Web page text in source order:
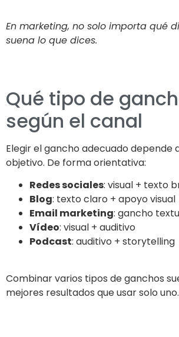
En marketing, no solo importa qué
suena lo que dices.
Qué tipo de
según el canal
Elegir el gancho adecuado depende
objetivo. De forma orientativa:
Redes sociales: visual + texto
Blog: texto claro + apoyo visual
Email marketing: gancho
Vídeo: visual + auditivo
Podcast: auditivo + storytelling
Combinar varios tipos de ganchos
mejores resultados que usar solo uno.